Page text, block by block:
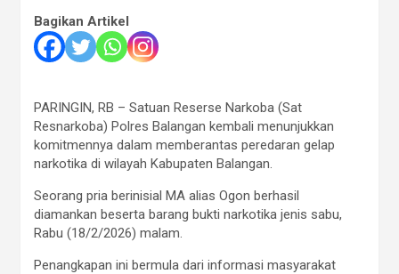
Bagikan Artikel
PARINGIN, RB – Satuan Reserse Narkoba (Sat
Resnarkoba) Polres Balangan kembali menunjukkan
komitmennya dalam memberantas peredaran gelap
narkotika di wilayah Kabupaten Balangan.
Seorang pria berinisial MA alias Ogon berhasil
diamankan beserta barang bukti narkotika jenis sabu,
Rabu (18/2/2026) malam.
Penangkapan ini bermula dari informasi masyarakat